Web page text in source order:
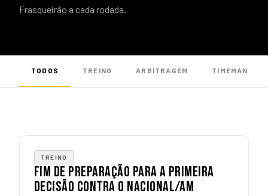
Frasqueirão a cada rodada.
TODOS TREINO ARBITRAGEM TIMEMANIA
DESTAQUE
TREINO
FIM DE PREPARAÇÃO PARA A PRIMEIRA
DECISÃO CONTRA O NACIONAL/AM